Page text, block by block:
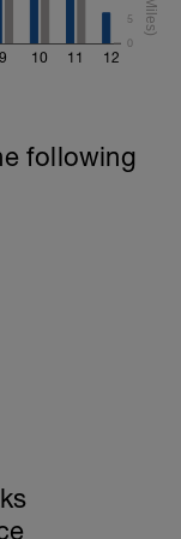
9 10 11 12
0
5
following